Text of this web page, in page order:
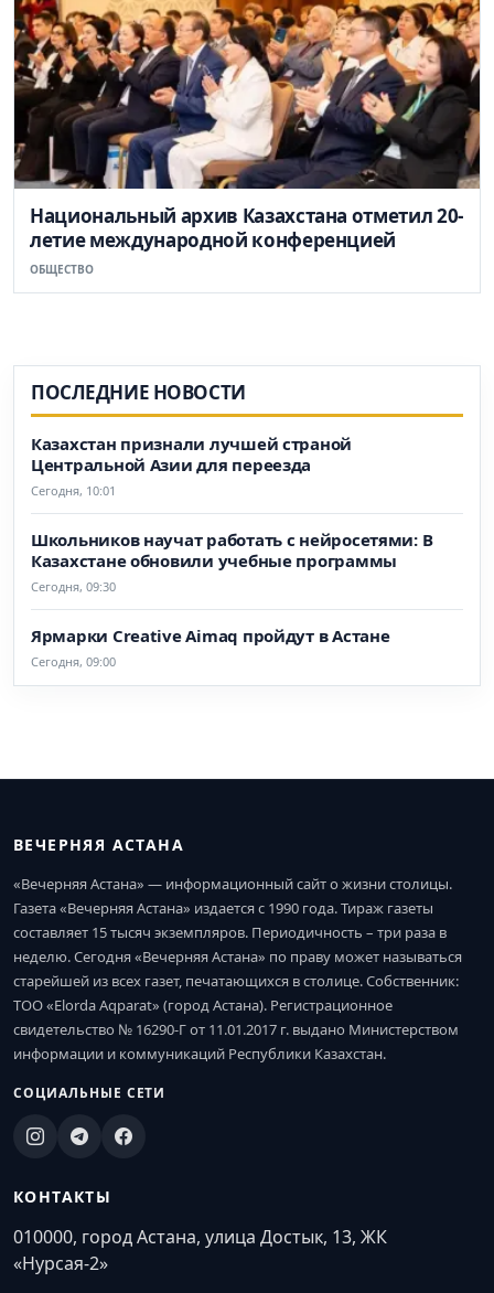
Национальный архив Казахстана отметил 20-
летие международной конференцией
ОБЩЕСТВО
ПОСЛЕДНИЕ НОВОСТИ
Казахстан признали лучшей страной
Центральной Азии для переезда
Сегодня, 10:01
Школьников научат работать с нейросетями: В
Казахстане обновили учебные программы
Сегодня, 09:30
Ярмарки Creative Aimaq пройдут в Астане
Сегодня, 09:00
ВЕЧЕРНЯЯ АСТАНА
«Вечерняя Астана» — информационный сайт о жизни столицы.
Газета «Вечерняя Астана» издается с 1990 года. Тираж газеты
составляет 15 тысяч экземпляров. Периодичность – три раза в
неделю. Сегодня «Вечерняя Астана» по праву может называться
старейшей из всех газет, печатающихся в столице. Собственник:
ТОО «Elorda Aqparat» (город Астана). Регистрационное
свидетельство № 16290-Г от 11.01.2017 г. выдано Министерством
информации и коммуникаций Республики Казахстан.
СОЦИАЛЬНЫЕ СЕТИ
КОНТАКТЫ
010000, город Астана, улица Достык, 13, ЖК
«Нурсая-2»